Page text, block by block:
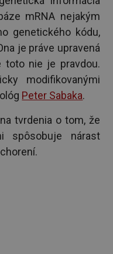
mRNA nejakým
genetického kódu,
je práve upravená
toto nie je pravdou.
modifikovanými
Peter Sabaka.
tvrdenia o tom, že
spôsobuje nárast